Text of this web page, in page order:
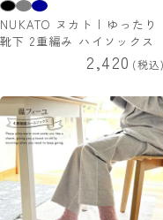
NUKATO ヌカト | ゆったり
靴下 2重編み ハイソックス
2,420 税込